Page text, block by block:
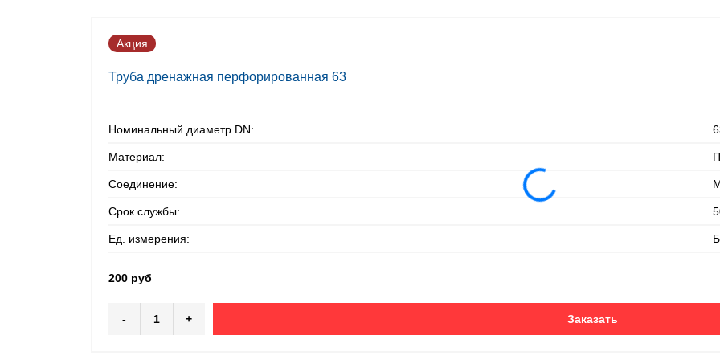
Акция
Труба дренажная перфорированная 63
Номинальный диаметр DN:
Материал:
Соединение:
Срок службы:
Ед. измерения:
200 руб
- + Заказать